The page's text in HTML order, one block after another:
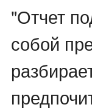
"Отчет
собой